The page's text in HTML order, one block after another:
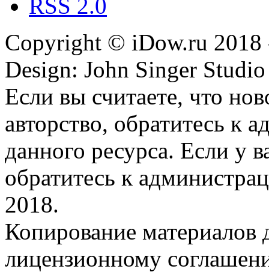
RSS 2.0
Copyright © iDow.ru 2018
Design: John Singer Studio
Если вы считаете, что
авторство, обратитесь к
данного ресурса. Если у
обратитесь к
2018.
Копирование материалов
лицензионному